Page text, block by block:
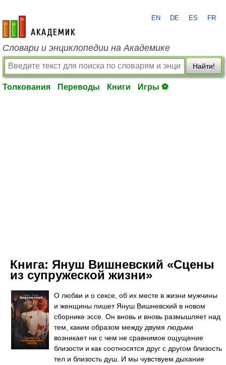
academic.ru
EN DE ES FR
Словари и энциклопедии на Академике
Найти!
Толкования Переводы Книги Игры ⚽
Книга: Януш Вишневский «Сцены
из супружеской жизни»
О любви и о сексе, об их месте в жизни мужчины
и женщины пишет Януш Вишневский в новом
сборнике эссе. Он вновь и вновь размышляет над
тем, каким образом между двумя людьми
возникает ни с чем не сравнимое ощущение
близости и как соотносятся друг с другом близость
тел и близость душ. И мы чувствуем дыхание